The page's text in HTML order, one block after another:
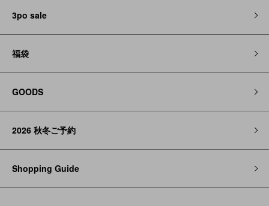
3po sale
福袋
GOODS
2026 秋冬ご予約
Shopping Guide